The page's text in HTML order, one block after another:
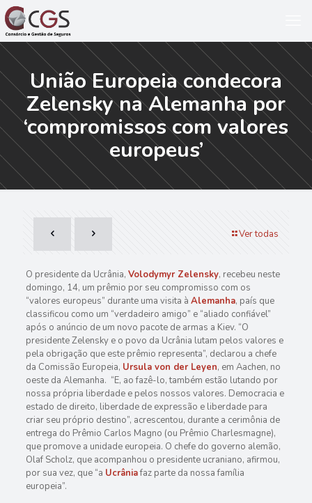
União Europeia condecora
Zelensky na Alemanha por
‘compromissos com valores
europeus’
Ver todas
O presidente da Ucrânia, Volodymyr Zelensky, recebeu neste
domingo, 14, um prêmio por seu compromisso com os
“valores europeus” durante uma visita à Alemanha, país que
classificou como um “verdadeiro amigo” e “aliado confiável”
após o anúncio de um novo pacote de armas a Kiev. “O
presidente Zelensky e o povo da Ucrânia lutam pelos valores e
pela obrigação que este prêmio representa”, declarou a chefe
da Comissão Europeia, Ursula von der Leyen, em Aachen, no
oeste da Alemanha. “E, ao fazê-lo, também estão lutando por
nossa própria liberdade e pelos nossos valores. Democracia e
estado de direito, liberdade de expressão e liberdade para
criar seu próprio destino”, acrescentou, durante a cerimônia de
entrega do Prêmio Carlos Magno (ou Prêmio Charlesmagne),
que promove a unidade europeia. O chefe do governo alemão,
Olaf Scholz, que acompanhou o presidente ucraniano, afirmou,
por sua vez, que “a Ucrâniafaz parte da nossa família
europeia”.